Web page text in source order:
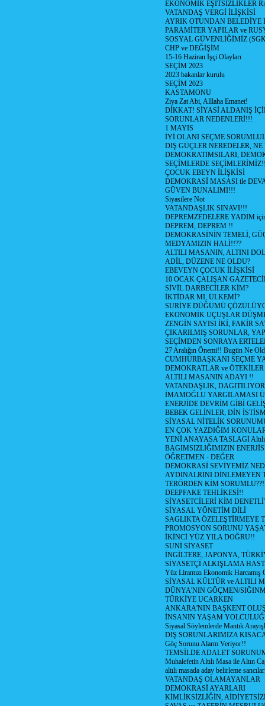
EKONOMİK EŞİTSİZLİKLER
VATANDAŞ VERGİ İLİŞKİSİ
AYRIK OTUNDAN
PARAMİTER YAPILAR ve
SOSYAL GÜVENLİĞİMİZ
CHP ve DEĞİŞİM
15-16 Haziran İşçi Olayları
SEÇİM 2023
2023 bakanlar kurulu
SEÇİM 2023
KASTAMONU
Ziya Zat Abi, Alllaha Emanet!
DİKKAT! SİYASİ ALDANIŞ
SORUNLAR NEDENLERİ!!!
1 MAYIS
İYİ OLANI SEÇME
DIŞ GÜÇLER NEREDELER,
DEMOKRATIMSILARI,
SEÇİMLERDE
ÇOCUK EBEYN İLİŞKİSİ
DEMOKRASİ MASASI ile
GÜVEN BUNALIMI!!!
Siyasilere Not
VATANDAŞLIK SINAVI!!!
DEPREMZEDELERE YADIM
DEPREM, DEPREM !!
DEMOKRASİNİN TEMELİ,
MEDYAMIZIN HALİ!!??
ALTILI MASANIN, ALTINI
ADİL, DÜZENE NE OLDU?
EBEVEYN ÇOCUK İLİŞKİSİ
10 OCAK ÇALIŞAN
SİVİL DARBECİLER KİM?
İKTİDAR MI, ÜLKEMİ?
SURİYE DÜĞÜMÜ
EKONOMİK UÇUŞLAR
ZENGİN SAYISI İKİ, FAKİR
ÇIKARILMIŞ SORUNLAR,
SEÇİMDEN SONRAYA
27 Aralığın Önemi!! Bugün Ne
CUMHURBAŞKANI SEÇME
DEMOKRATLAR ve ÖTEKİLER
ALTILI MASANIN ADAYI !!
VATANDAŞLIK,
İMAMOĞLU YARGILAMASI
ENERJİDE DEVRİM GİBİ
BEBEK GELİNLER, DİN
SİYASAL NİTELİK
EN ÇOK YAZDIĞIM
YENİ ANAYASA TASLAGI Altılı
BAGIMSIZLIĞIMIZIN
ÖĞRETMEN - DEĞER
DEMOKRASİ SEVİYEMİZ
AYDINALRINI DİNLEMEYEN
TERÖRDEN KİM
DEEPFAKE TEHLİKESİ!!
SİYASETCİLERİ KİM
SİYASAL YÖNETİM DİLİ
SAGLIKTA ÖZELEŞTİRMEYE
PROMOSYON SORUNU
İKİNCİ YÜZ YILA DOĞRU!!
SUNİ SİYASET
İNGİLTERE, JAPONYA,
SİYASETÇİ ALKIŞLAMA
Yüz Liramızı Ekonomik Harcamış
SİYASAL KÜLTÜR ve ALTILI
DÜNYA'NIN GÖÇMEN/
TÜRKİYE UCARKEN
ANKARA'NIN BAŞKENT
İNSANIN YAŞAM
Siyasal Söylemlerde Mantık
DIŞ SORUNLARIMIZA
Göç Sorunu Alarm Veriyor!!
TEMSİLDE ADALET
Muhalefetin Altılı Masa ile Altın
altılı masada aday belirleme
VATANDAŞ OLAMAYANLAR
DEMOKRASİ AYARLARI
KİMLİKSİZLİĞİN,